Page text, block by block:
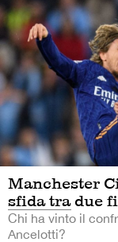
Manchester
sfida tra due
Chi ha vinto il
Ancelotti?